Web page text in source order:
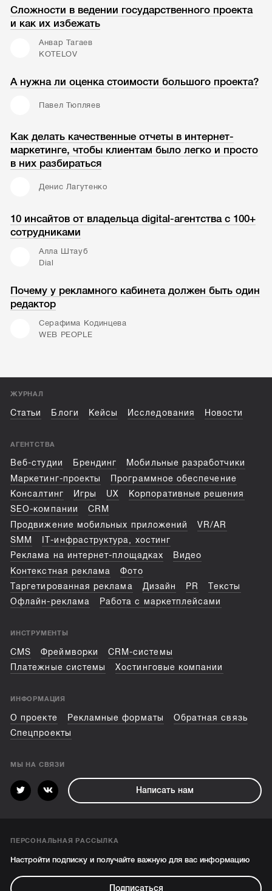
Сложности в ведении государственного проекта
и как их избежать
Анвар Тагаев
KOTELOV
А нужна ли оценка стоимости большого проекта?
Павел Тюпляев
Как делать качественные отчеты в интернет-
маркетинге, чтобы клиентам было легко и просто
в них разбираться
Денис Лагутенко
10 инсайтов от владельца digital-агентства с 100+
сотрудниками
Алла Штауб
Dial
Почему у рекламного кабинета должен быть один
редактор
Серафима Кодинцева
WEB PEOPLE
ЖУРНАЛ
Статьи Блоги Кейсы Исследования Новости
АГЕНТСТВА
Веб-студии Брендинг
Мобильные разработчики
Маркетинг-проекты
Программное обеспечение
Консалтинг
Игры UX
Корпоративные решения
SEO-компании
CRM
Продвижение мобильных приложений
VR/AR
SMM
IT-инфраструктура, хостинг
Реклама на интернет-площадках
Видео
Контекстная реклама
Фото
Таргетированная реклама
Дизайн PR
Тексты
Офлайн-реклама
Работа с маркетплейсами
ИНСТРУМЕНТЫ
CMS Фреймворки
CRM-системы
Платежные системы
Хостинговые компании
ИНФОРМАЦИЯ
О проекте Рекламные форматы
Обратная связь
Спецпроекты
МЫ НА СВЯЗИ
Написать нам
ПЕРСОНАЛЬНАЯ РАССЫЛКА
Настройти подписку и получайте важную для вас информацию
Подписаться